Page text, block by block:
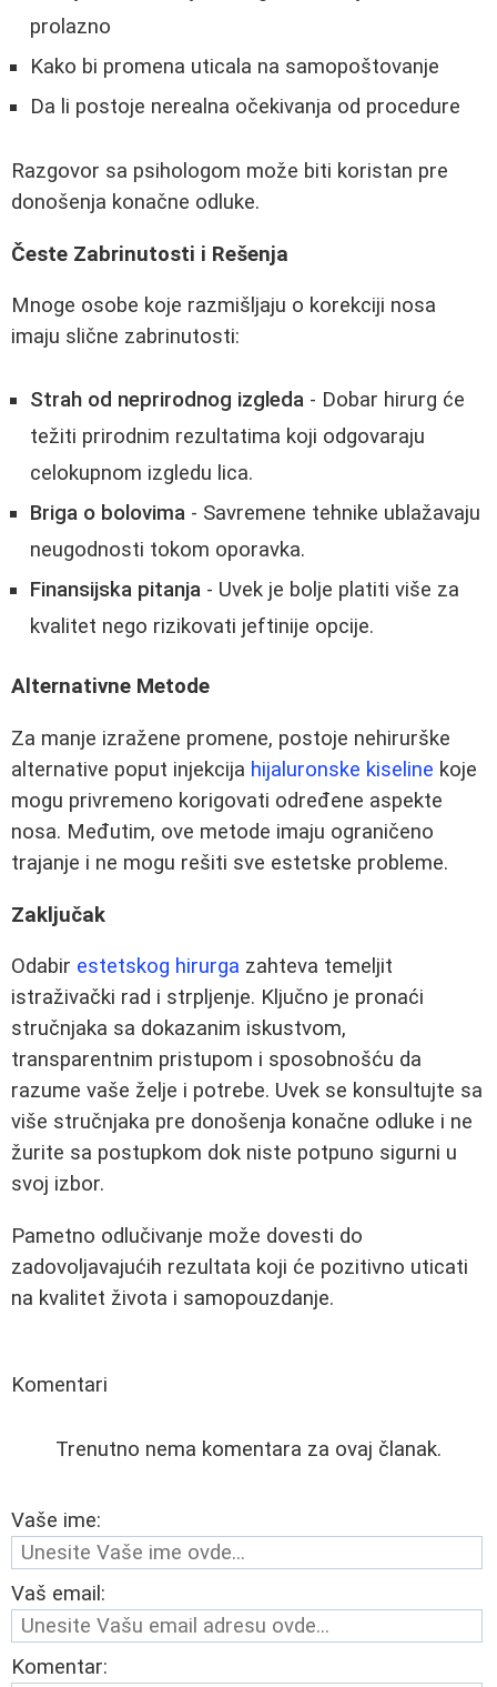
prolazno
Kako bi promena uticala na samopoštovanje
Da li postoje nerealna očekivanja od procedure
Razgovor sa psihologom može biti koristan pre
donošenja konačne odluke.
Česte Zabrinutosti i Rešenja
Mnoge osobe koje razmišljaju o korekciji nosa
imaju slične zabrinutosti:
Strah od neprirodnog izgleda - Dobar hirurg će
težiti prirodnim rezultatima koji odgovaraju
celokupnom izgledu lica.
Briga o bolovima - Savremene tehnike ublažavaju
neugodnosti tokom oporavka.
Finansijska pitanja - Uvek je bolje platiti više za
kvalitet nego rizikovati jeftinije opcije.
Alternativne Metode
Za manje izražene promene, postoje nehirurške
alternative poput injekcija hijaluronske kiseline koje
mogu privremeno korigovati određene aspekte
nosa. Međutim, ove metode imaju ograničeno
trajanje i ne mogu rešiti sve estetske probleme.
Zaključak
Odabir estetskog hirurga zahteva temeljit
istraživački rad i strpljenje. Ključno je pronaći
stručnjaka sa dokazanim iskustvom,
transparentnim pristupom i sposobnošću da
razume vaše želje i potrebe. Uvek se konsultujte sa
više stručnjaka pre donošenja konačne odluke i ne
žurite sa postupkom dok niste potpuno sigurni u
svoj izbor.
Pametno odlučivanje može dovesti do
zadovoljavajućih rezultata koji će pozitivno uticati
na kvalitet života i samopouzdanje.
Komentari
Trenutno nema komentara za ovaj članak.
Vaše ime:
Vaš email:
Komentar: